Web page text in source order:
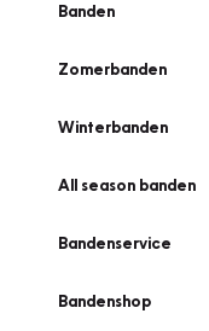
Banden
Zomerbanden
Winterbanden
All season banden
Bandenservice
Bandenshop